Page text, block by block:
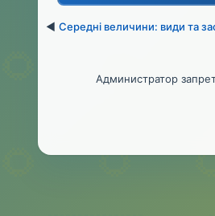
◄Середні величини: види та
Администратор